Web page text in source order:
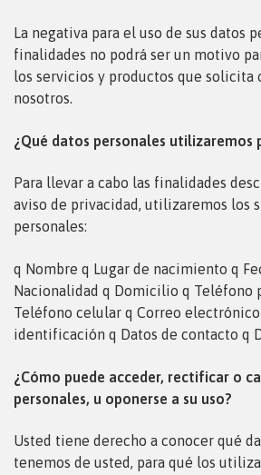
La negativa para el uso de sus datos
finalidades no podrá ser un motivo
los servicios y productos que solicita
nosotros.
¿Qué datos personales utilizaremos
Para llevar a cabo las finalidades
aviso de privacidad, utilizaremos los
personales:
q Nombre q Lugar de nacimiento q
Nacionalidad q Domicilio q Teléfono
Teléfono celular q Correo electrónico
identificación q Datos de contacto q
¿Cómo puede acceder, rectificar o
personales, u oponerse a su uso?
Usted tiene derecho a conocer qué
tenemos de usted, para qué los